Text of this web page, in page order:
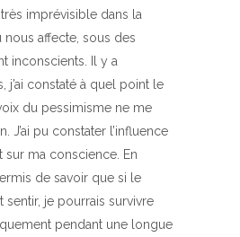
imprévisible dans la
affecte, sous des
inconscients. Il y a
j’ai constaté à quel point le
du pessimisme ne me
J’ai pu constater l’influence
sur ma conscience. En
de savoir que si le
sentir, je pourrais survivre
pendant une longue